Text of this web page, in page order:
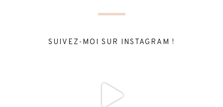
SUIVEZ-MOI SUR INSTAGRAM !